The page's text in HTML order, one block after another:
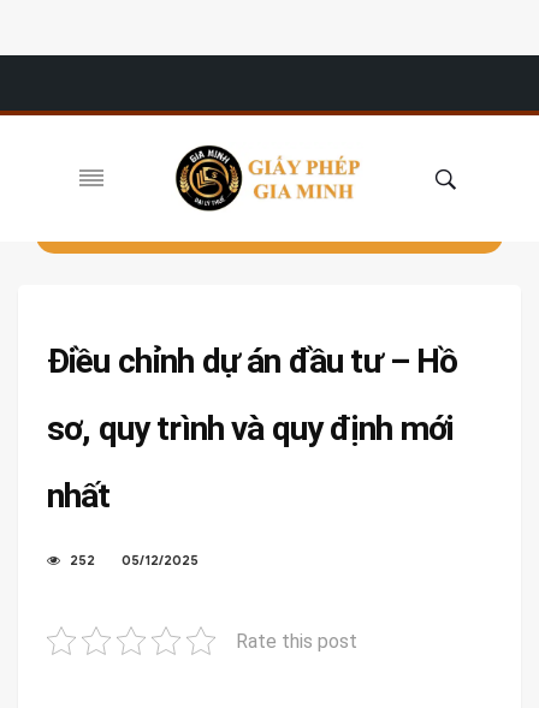
Điều chỉnh dự án đầu tư – Hồ
sơ, quy trình và quy định mới
nhất
252 05/12/2025
Rate this post